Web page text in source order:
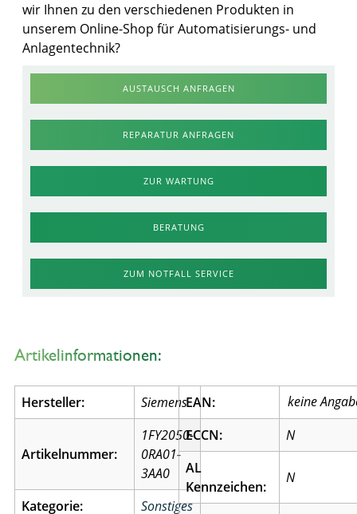
wir Ihnen zu den verschiedenen Produkten in
unserem Online-Shop für Automatisierungs- und
Anlagentechnik?
AUSTAUSCH ANFRAGEN
REPARATUR ANFRAGEN
ZUR WARTUNG
BERATUNG
ZUM NOTFALL SERVICE
Artikelinformationen:
Hersteller: Siemens
Artikelnummer:
1FY2050-
0RA01-
3AA0
Kategorie:
Sonstiges
EAN:
ECCN:
N
AL
Kennzeichen:
N